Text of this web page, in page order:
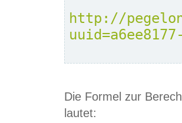
http://
Die Formel zur
lautet: